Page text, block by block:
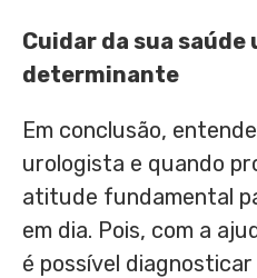
Cuidar da sua saúde
determinante
Em conclusão,
urologista e quando
atitude fundamental
em dia. Pois, com a
é possível